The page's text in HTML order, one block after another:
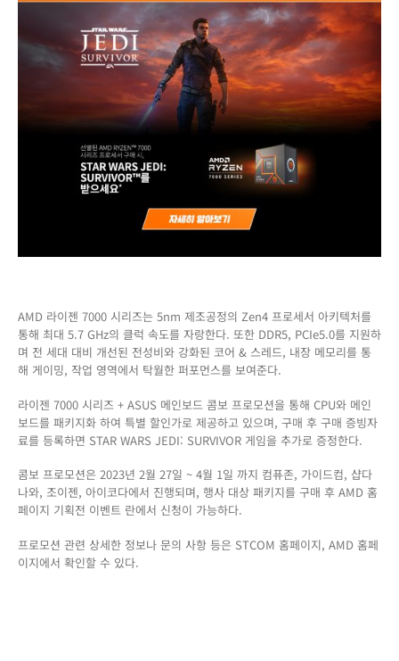
AMD 라이젠 7000 시리즈는 5nm 제조공정의 Zen4 프로세서 아키텍처를
통해 최대 5.7 GHz의 클럭 속도를 자랑한다. 또한 DDR5, PCIe5.0를 지원하
며 전 세대 대비 개선된 전성비와 강화된 코어 & 스레드, 내장 메모리를 통
해 게이밍, 작업 영역에서 탁월한 퍼포먼스를 보여준다.
라이젠 7000 시리즈 + ASUS 메인보드 콤보 프로모션을 통해 CPU와 메인
보드를 패키지화 하여 특별 할인가로 제공하고 있으며, 구매 후 구매 증빙자
료를 등록하면 STAR WARS JEDI: SURVIVOR 게임을 추가로 증정한다.
콤보 프로모션은 2023년 2월 27일 ~ 4월 1일 까지 컴퓨존, 가이드컴, 샵다
나와, 조이젠, 아이코다에서 진행되며, 행사 대상 패키지를 구매 후 AMD 홈
페이지 기획전 이벤트 란에서 신청이 가능하다.
프로모션 관련 상세한 정보나 문의 사항 등은 STCOM 홈페이지, AMD 홈페
이지에서 확인할 수 있다.